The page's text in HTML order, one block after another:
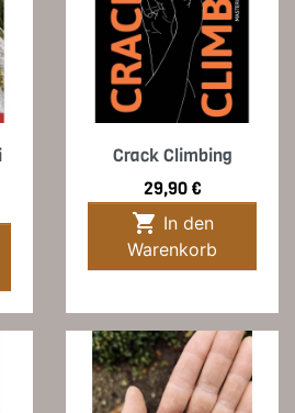
Crack Climbing
Preis
29,90 €

Warenkorb